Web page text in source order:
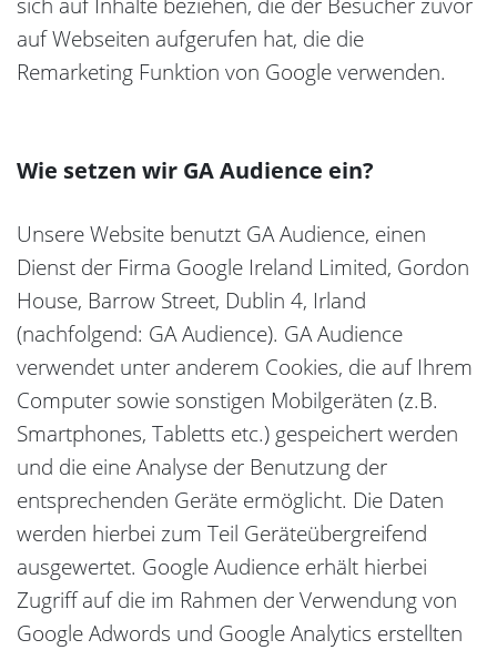
auf Webseiten aufgerufen hat, die die
Remarketing Funktion von Google verwenden.
Wie setzen wir GA Audience ein?
Unsere Website benutzt GA Audience, einen
Dienst der Firma Google Ireland Limited, Gordon
House, Barrow Street, Dublin 4, Irland
(nachfolgend: GA Audience). GA Audience
verwendet unter anderem Cookies, die auf Ihrem
Computer sowie sonstigen Mobilgeräten (z.B.
Smartphones, Tabletts etc.) gespeichert werden
und die eine Analyse der Benutzung der
entsprechenden Geräte ermöglicht. Die Daten
werden hierbei zum Teil Geräteübergreifend
ausgewertet. Google Audience erhält hierbei
Zugriff auf die im Rahmen der Verwendung von
Google Adwords und Google Analytics erstellten